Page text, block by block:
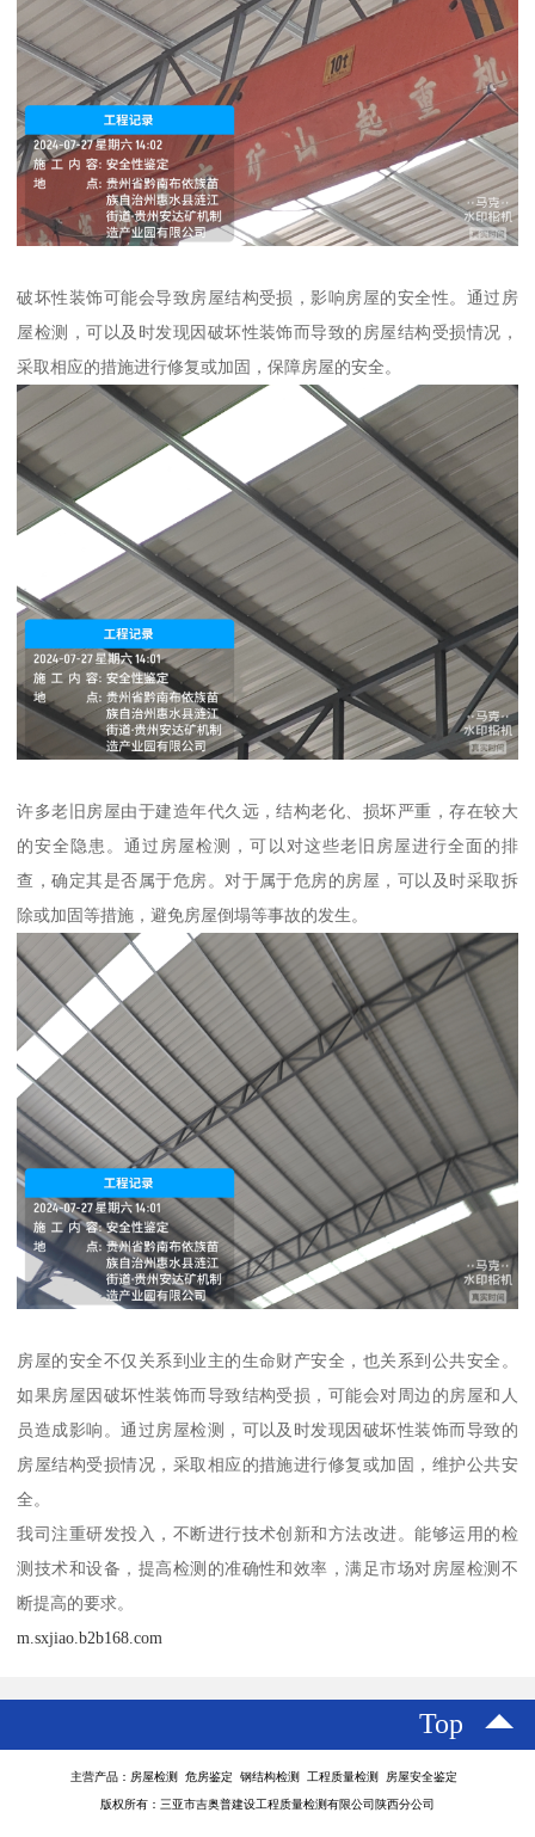
破坏性装饰可能会导致房屋结构受损，影响房屋的安全性。通过房
屋检测，可以及时发现因破坏性装饰而导致的房屋结构受损情况，
采取相应的措施进行修复或加固，保障房屋的安全。
许多老旧房屋由于建造年代久远，结构老化、损坏严重，存在较大
的安全隐患。通过房屋检测，可以对这些老旧房屋进行全面的排
查，确定其是否属于危房。对于属于危房的房屋，可以及时采取拆
除或加固等措施，避免房屋倒塌等事故的发生。
房屋的安全不仅关系到业主的生命财产安全，也关系到公共安全。
如果房屋因破坏性装饰而导致结构受损，可能会对周边的房屋和人
员造成影响。通过房屋检测，可以及时发现因破坏性装饰而导致的
房屋结构受损情况，采取相应的措施进行修复或加固，维护公共安
全。
我司注重研发投入，不断进行技术创新和方法改进。能够运用的检
测技术和设备，提高检测的准确性和效率，满足市场对房屋检测不
断提高的要求。
m.sxjiao.b2b168.com
Top
主营产品：房屋检测 危房鉴定 钢结构检测 工程质量检测 房屋安全鉴定
版权所有：三亚市吉奥普建设工程质量检测有限公司陕西分公司